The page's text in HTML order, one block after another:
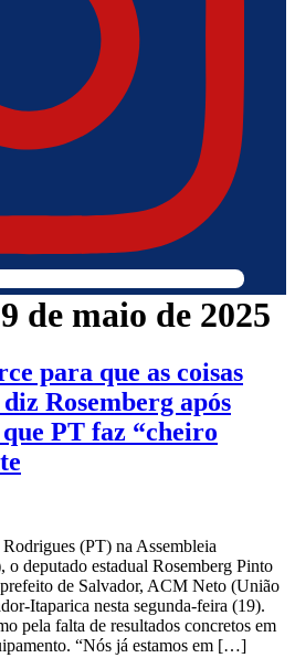
de maio de 2025
para que as coisas
Rosemberg após
PT faz “cheiro
(PT) na Assembleia
deputado estadual Rosemberg Pinto
de Salvador, ACM Neto (União
Itaparica nesta segunda-feira (19).
pela falta de resultados concretos em
“Nós já estamos em […]